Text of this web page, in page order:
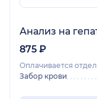
проснулась
Пока дочь
анестезиолог. При выписке еще и Грамоту
дали как
Анализ на
875 ₽
Оплачивается
Забор крови